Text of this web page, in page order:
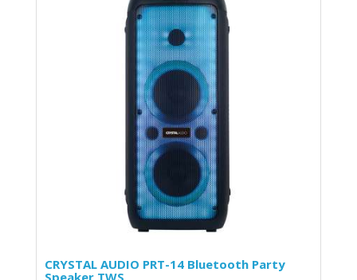
CRYSTAL AUDIO PRT-14 Bluetooth Party
Speaker TWS